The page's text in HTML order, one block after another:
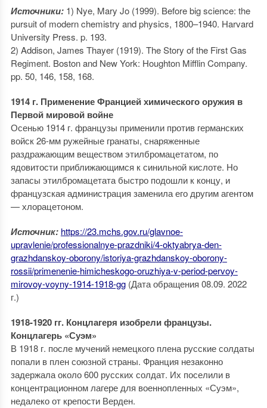
Источники:1) Nye, Mary Jo (1999). Before big science: the
pursuit of modern chemistry and physics, 1800–1940. Harvard
University Press. p. 193.
2) Addison, James Thayer (1919). The Story of the First Gas
Regiment. Boston and New York: Houghton Mifflin Company.
pp. 50, 146, 158, 168.
1914 г. Применение Францией химического оружия в
Первой мировой войне
Осенью 1914 г. французы применили против германских
войск 26-мм ружейные гранаты, снаряженные
раздражающим веществом этилбромацетатом, по
ядовитости приближающимся к синильной кислоте. Но
запасы этилбромацетата быстро подошли к концу, и
французская администрация заменила его другим агентом
— хлорацетоном.
Источник: https://23.mchs.gov.ru/glavnoe-
upravlenie/professionalnye-prazdniki/4-oktyabrya-den-
grazhdanskoy-oborony/istoriya-grazhdanskoy-oborony-
rossii/primenenie-himicheskogo-oruzhiya-v-period-pervoy-
mirovoy-voyny-1914-1918-gg(Дата обращения 08.09. 2022
г.)
1918-1920 гг. Концлагеря изобрели французы.
Концлагерь «Суэм»
В 1918 г. после мучений немецкого плена русские солдаты
попали в плен союзной страны. Франция незаконно
задержала около 600 русских солдат. Их поселили в
концентрационном лагере для военнопленных «Суэм»,
недалеко от крепости Верден.